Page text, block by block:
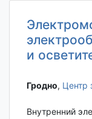
и
Гродно‎, Центр
Внутренний